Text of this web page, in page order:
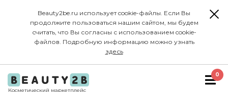
Beauty2be.ru использует cookie-файлы. Если Вы
продолжите пользоваться нашим сайтом, мы будем
считать, что Вы согласны с использованием cookie-
файлов. Подробную информацию можно узнать
здесь
Косметический маркетплейс
0